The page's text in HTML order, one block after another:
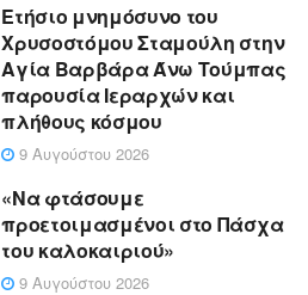
Ετήσιο μνημόσυνο του
Χρυσοστόμου Σταμούλη στην
Αγία Βαρβάρα Άνω Τούμπας
παρουσία Ιεραρχών και
πλήθους κόσμου
9 Αυγούστου 2026
«Να φτάσουμε
προετοιμασμένοι στο Πάσχα
του καλοκαιριού»
9 Αυγούστου 2026